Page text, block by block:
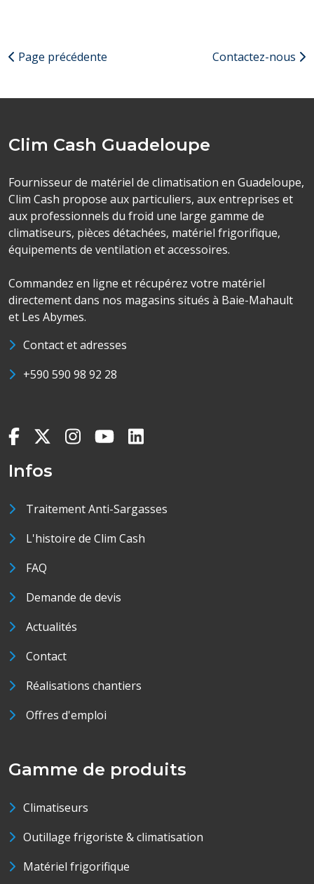
Page précédente Contactez-nous
Clim Cash Guadeloupe
Fournisseur de matériel de climatisation en Guadeloupe,
Clim Cash propose aux particuliers, aux entreprises et
aux professionnels du froid une large gamme de
climatiseurs, pièces détachées, matériel frigorifique,
équipements de ventilation et accessoires.
Commandez en ligne et récupérez votre matériel
directement dans nos magasins situés à Baie-Mahault
et Les Abymes.
Contact et adresses
+590 590 98 92 28
Infos
Traitement Anti-Sargasses
L'histoire de Clim Cash
FAQ
Demande de devis
Actualités
Contact
Réalisations chantiers
Offres d'emploi
Gamme de produits
Climatiseurs
Outillage frigoriste & climatisation
Matériel frigorifique